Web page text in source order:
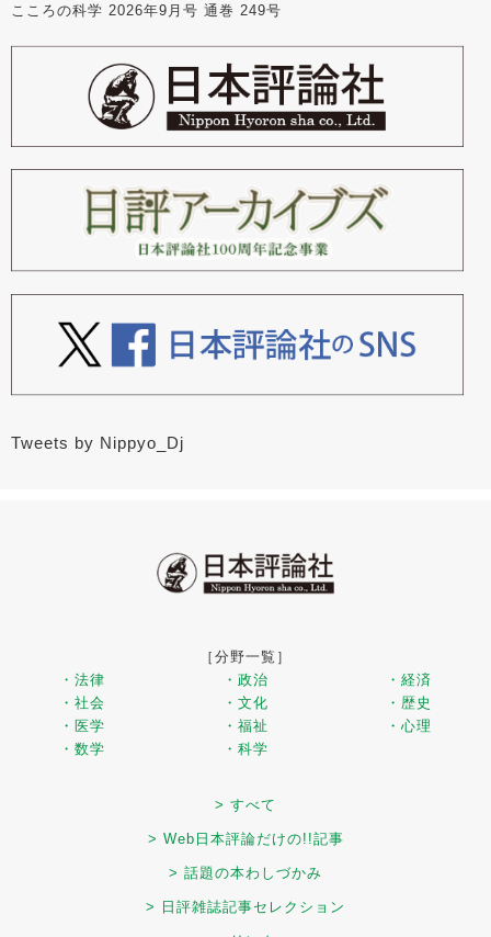
こころの科学 2026年9月号 通巻 249号
Tweets by Nippyo_Dj
［分野一覧］
・法律
・政治
・経済
・社会
・文化
・歴史
・医学
・福祉
・心理
・数学
・科学
> すべて
> Web日本評論だけの!!記事
> 話題の本わしづかみ
> 日評雑誌記事セレクション